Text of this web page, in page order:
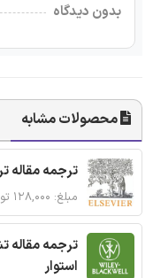
بدون دیدگاه
محصولات مشابه
ترجمه مقاله
مبلغ: ۱۲۸,۰۰۰ تومان
ترجمه مقاله
استوار